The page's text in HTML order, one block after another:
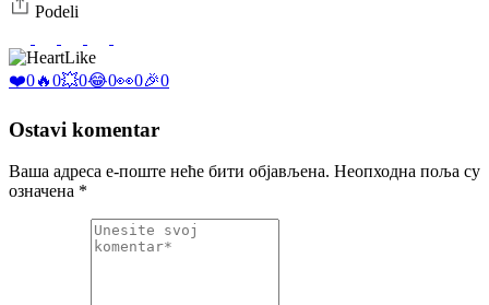
Podeli
Like
❤️0🔥0💥0😂0👀0🎉0
Ostavi komentar
Ваша адреса е-поште неће бити објављена. Неопходна поља су
означена *